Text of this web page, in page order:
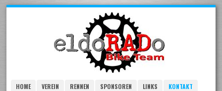
HOME VEREIN RENNEN SPONSOREN LINKS
KONTAKT